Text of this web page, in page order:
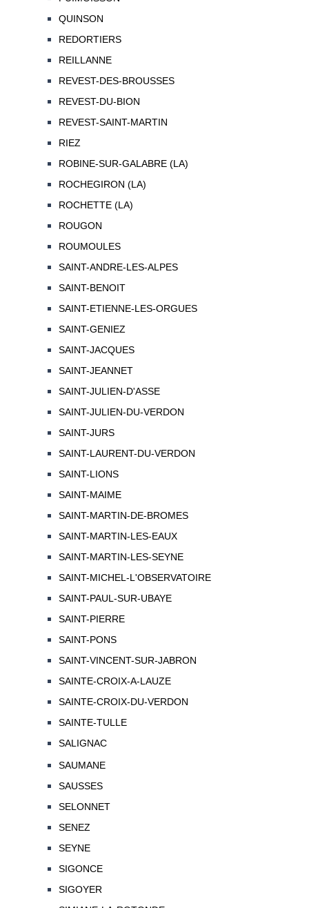
QUINSON
REDORTIERS
REILLANNE
REVEST-DES-BROUSSES
REVEST-DU-BION
REVEST-SAINT-MARTIN
RIEZ
ROBINE-SUR-GALABRE (LA)
ROCHEGIRON (LA)
ROCHETTE (LA)
ROUGON
ROUMOULES
SAINT-ANDRE-LES-ALPES
SAINT-BENOIT
SAINT-ETIENNE-LES-ORGUES
SAINT-GENIEZ
SAINT-JACQUES
SAINT-JEANNET
SAINT-JULIEN-D'ASSE
SAINT-JULIEN-DU-VERDON
SAINT-JURS
SAINT-LAURENT-DU-VERDON
SAINT-LIONS
SAINT-MAIME
SAINT-MARTIN-DE-BROMES
SAINT-MARTIN-LES-EAUX
SAINT-MARTIN-LES-SEYNE
SAINT-MICHEL-L'OBSERVATOIRE
SAINT-PAUL-SUR-UBAYE
SAINT-PIERRE
SAINT-PONS
SAINT-VINCENT-SUR-JABRON
SAINTE-CROIX-A-LAUZE
SAINTE-CROIX-DU-VERDON
SAINTE-TULLE
SALIGNAC
SAUMANE
SAUSSES
SELONNET
SENEZ
SEYNE
SIGONCE
SIGOYER